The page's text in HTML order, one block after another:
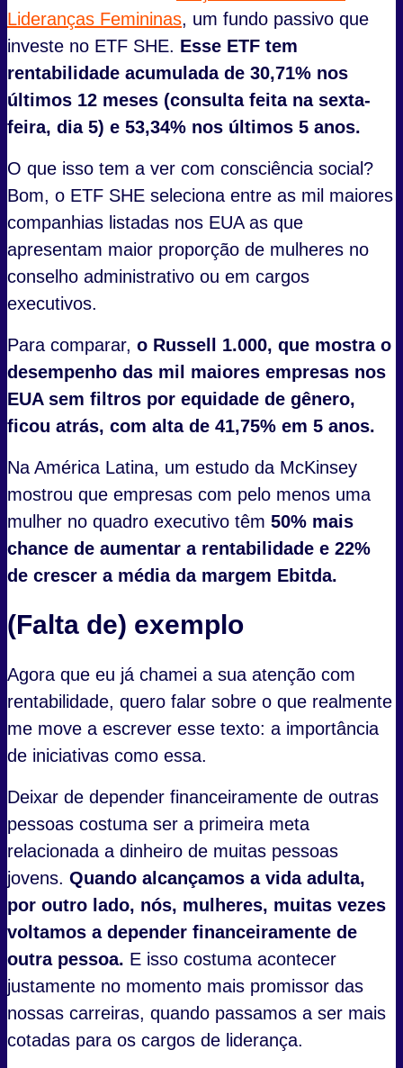
Lideranças Femininas, um fundo passivo que
investe no ETF SHE. Esse ETF tem
rentabilidade acumulada de 30,71% nos
últimos 12 meses (consulta feita na sexta-
feira, dia 5) e 53,34% nos últimos 5 anos.
O que isso tem a ver com consciência social?
Bom, o ETF SHE seleciona entre as mil maiores
companhias listadas nos EUA as que
apresentam maior proporção de mulheres no
conselho administrativo ou em cargos
executivos.
Para comparar, o Russell 1.000, que mostra o
desempenho das mil maiores empresas nos
EUA sem filtros por equidade de gênero,
ficou atrás, com alta de 41,75% em 5 anos.
Na América Latina, um estudo da McKinsey
mostrou que empresas com pelo menos uma
mulher no quadro executivo têm 50% mais
chance de aumentar a rentabilidade e 22%
de crescer a média da margem Ebitda.
(Falta de) exemplo
Agora que eu já chamei a sua atenção com
rentabilidade, quero falar sobre o que realmente
me move a escrever esse texto: a importância
de iniciativas como essa.
Deixar de depender financeiramente de outras
pessoas costuma ser a primeira meta
relacionada a dinheiro de muitas pessoas
jovens. Quando alcançamos a vida adulta,
por outro lado, nós, mulheres, muitas vezes
voltamos a depender financeiramente de
outra pessoa. E isso costuma acontecer
justamente no momento mais promissor das
nossas carreiras, quando passamos a ser mais
cotadas para os cargos de liderança.